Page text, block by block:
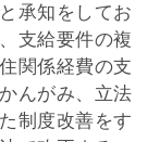
承知をしてお
支給要件の複
関係経費の支
んがみ、立法
制度改善をす